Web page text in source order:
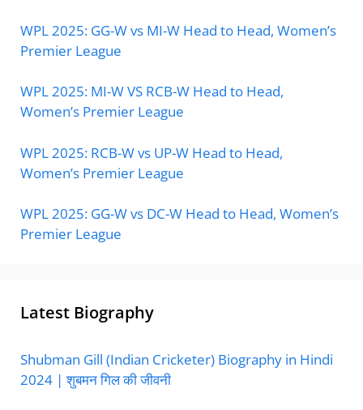
WPL 2025: GG-W vs MI-W Head to Head, Women’s
Premier League
WPL 2025: MI-W VS RCB-W Head to Head,
Women’s Premier League
WPL 2025: RCB-W vs UP-W Head to Head,
Women’s Premier League
WPL 2025: GG-W vs DC-W Head to Head, Women’s
Premier League
Latest Biography
Shubman Gill (Indian Cricketer) Biography in Hindi
2024 | शुबमन गिल की जीवनी